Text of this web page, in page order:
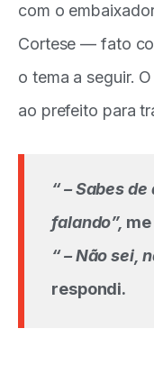
com o
Cortese — fato
o tema a seguir.
ao prefeito para
“ – Sabes
falando”,
“ – Não sei,
respondi.